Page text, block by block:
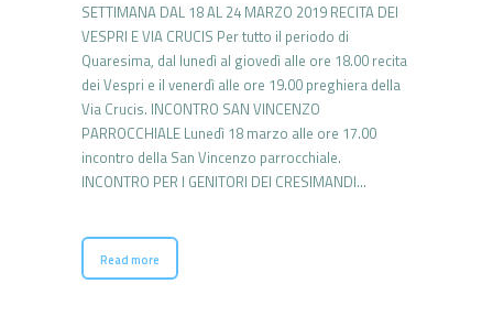
SETTIMANA DAL 18 AL 24 MARZO 2019 RECITA DEI
VESPRI E VIA CRUCIS Per tutto il periodo di
Quaresima, dal lunedì al giovedì alle ore 18.00 recita
dei Vespri e il venerdì alle ore 19.00 preghiera della
Via Crucis. INCONTRO SAN VINCENZO
PARROCCHIALE Lunedì 18 marzo alle ore 17.00
incontro della San Vincenzo parrocchiale.
INCONTRO PER I GENITORI DEI CRESIMANDI…
Read more